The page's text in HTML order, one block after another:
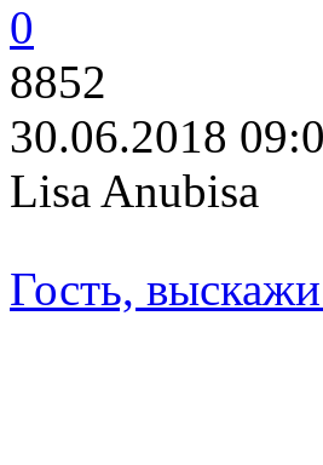
0
8852
30.06.2018
Lisa Anubisa
Гость,